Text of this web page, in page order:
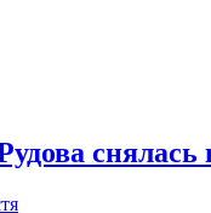
снялась